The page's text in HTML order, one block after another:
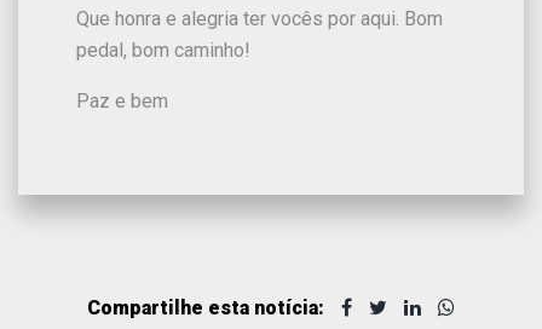
Que honra e alegria ter vocês por aqui. Bom
pedal, bom caminho!
Paz e bem
Compartilhe esta notícia: